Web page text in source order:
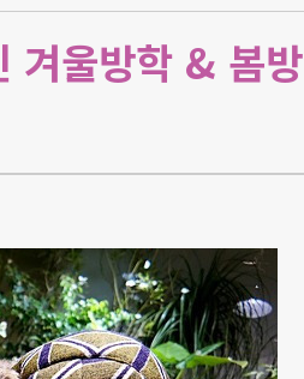
겨울방학 & 봄방